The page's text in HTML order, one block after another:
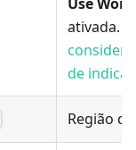
ativada.
de
Região